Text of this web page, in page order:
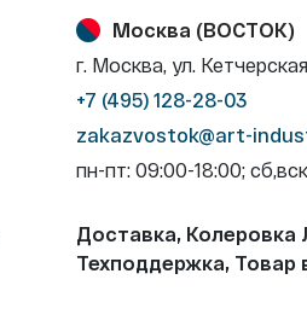
Москва (ВОСТОК)
г. Москва, ул.
+7 (495) 128-28-03
zakazvostok@art-
пн-пт: 09:00-18:00;
Доставка,
Техподдержка, Товар